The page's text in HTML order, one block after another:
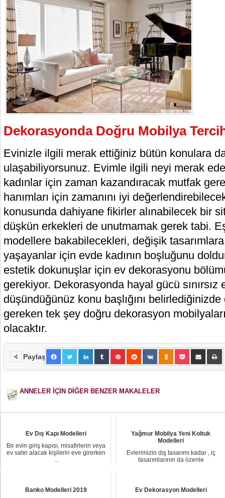
Dekorasyonda Doğru Mobilya
Evinizle ilgili merak ettiğiniz bütün konulara
ulaşabiliyorsunuz. Evimle ilgili neyi merak
kadınlar için zaman kazandıracak mutfak
hanımları için zamanını iyi
konusunda dahiyane fikirler alınabilecek bir
düşkün erkekleri de unutmamak gerek tabi.
modellere bakabilecekleri, değişik
yaşayanlar için evde kadının boşluğunu
estetik dokunuşlar için ev dekorasyonu
gerekiyor. Dekorasyonda hayal gücü sınırsız
düşündüğünüz konu başlığını
gereken tek şey doğru dekorasyon
olacaktır.
Paylaş
ANNELER İÇİN DİĞER BENZER MAKALELER
Ev Dış Kapı Modelleri
Bir evin giriş kapısı, misafirlerin veya
ev satın alacak kişilerin eve girerken
...
Yağmur Mobilya Yeni Koltuk
Modelleri
Evlerimizin dış tasarımı kadar , iç
tasarımlarının da özenle
Banko Modelleri 2019
Ev Dekorasyon Modelleri